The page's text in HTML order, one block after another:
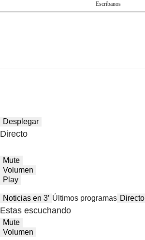
Escríbanos
Desplegar
Directo
Mute
Volumen
Play
Noticias en 3′ Últimos programas Directo
Estas escuchando
Mute
Volumen